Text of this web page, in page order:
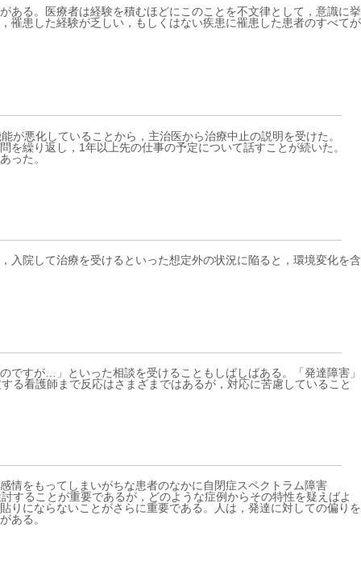
ある。医療者は経験を積むほどにこのことを不文律として，意識に挙
罹患した経験が乏しい，もしくはない疾患に罹患した患者のすべてが
悪化していることから，主治医から治療中止の説明を受けた。
繰り返し，1年以上先の仕事の予定について話すことが続いた。
った。
入院して治療を受けるといった想定外の状況に陥ると，環境変化を含
すが…」といった相談を受けることもしばしばある。「発達障害」
る看護師まで反応はさまざまではあるが，対応に苦慮していること
情をもってしまいがちな患者のなかに自閉症スペクトラム障害
することが重要であるが，どのような症例からその特性を疑えばよ
りにならないことがさらに重要である。人は，発達に対しての偏りを
ある。